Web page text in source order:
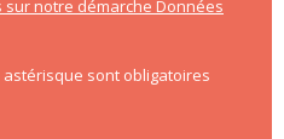
sur notre démarche Données
sont obligatoires